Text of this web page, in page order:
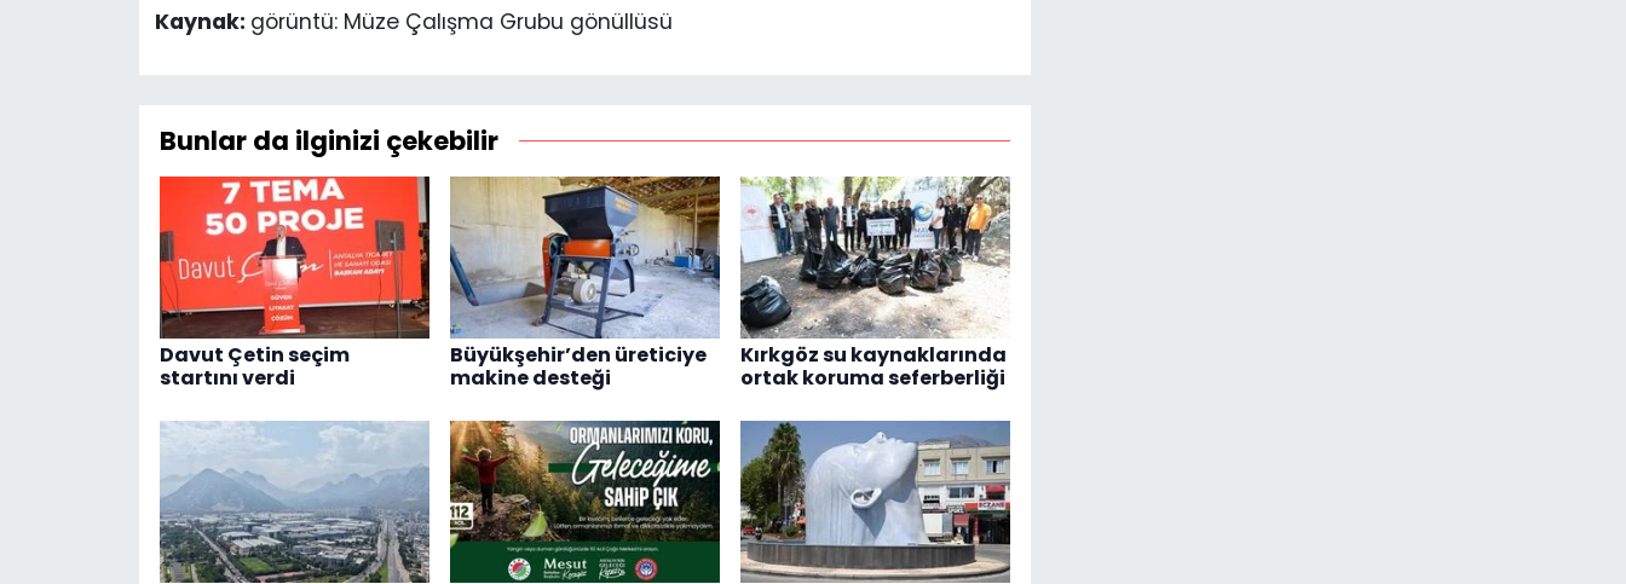
Kaynak: görüntü: Müze Çalışma Grubu gönüllüsü
Bunlar da ilginizi çekebilir
Davut Çetin seçim
startını verdi
Büyükşehir’den üreticiye
makine desteği
Kırkgöz su kaynaklarında
ortak koruma seferberliği